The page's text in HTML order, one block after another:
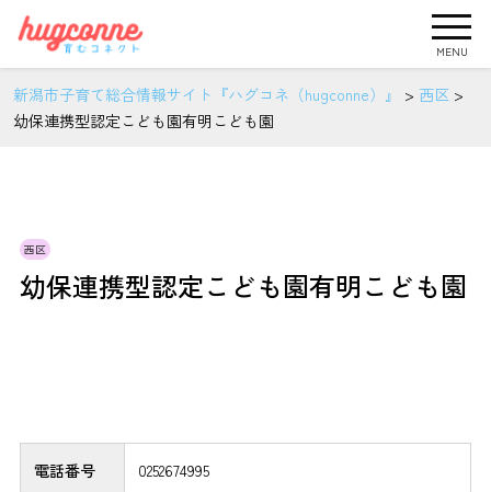
MENU
新潟市子育て総合情報サイト『ハグコネ（hugconne）』 > 西区 >
幼保連携型認定こども園有明こども園
西区
幼保連携型認定こども園有明こども園
電話番号 0252674995